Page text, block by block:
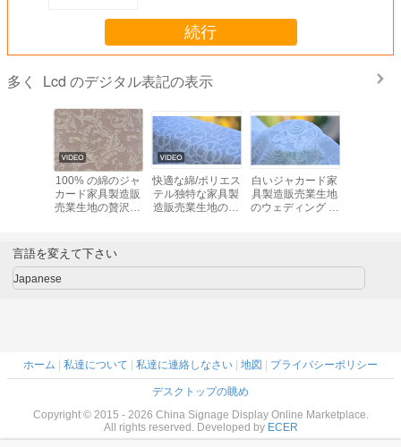
続行
多く Lcd のデジタル表記の表示
100% の綿のジャ
カード家具製造販
売業生地の贅沢な
快適な綿/ポリエス
テル独特な家具製
造販売業生地の家
白いジャカード家
具製造販売業生地
のウェディング ド
言語を変えて下さい
Japanese
ホーム 私達について 私達に連絡しなさい 地図 プライバシーポリシー
デスクトップの眺め
Copyright © 2015 - 2026 China Signage Display Online Marketplace.
All rights reserved. Developed by ECER